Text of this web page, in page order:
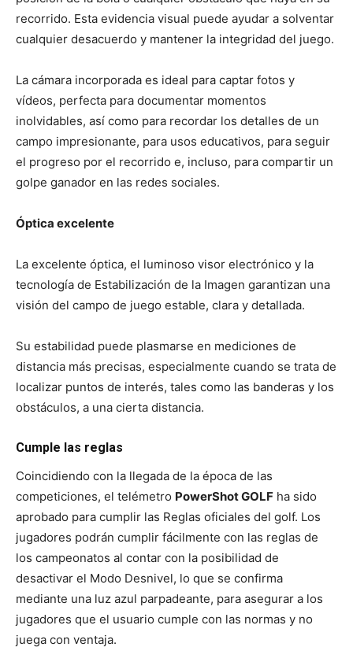
recorrido. Esta evidencia visual puede ayudar a solventar
cualquier desacuerdo y mantener la integridad del juego.
La cámara incorporada es ideal para captar fotos y
vídeos, perfecta para documentar momentos
inolvidables, así como para recordar los detalles de un
campo impresionante, para usos educativos, para seguir
el progreso por el recorrido e, incluso, para compartir un
golpe ganador en las redes sociales.
Óptica excelente
La excelente óptica, el luminoso visor electrónico y la
tecnología de Estabilización de la Imagen garantizan una
visión del campo de juego estable, clara y detallada.
Su estabilidad puede plasmarse en mediciones de
distancia más precisas, especialmente cuando se trata de
localizar puntos de interés, tales como las banderas y los
obstáculos, a una cierta distancia.
Cumple las reglas
Coincidiendo con la llegada de la época de las
competiciones, el telémetro PowerShot GOLF ha sido
aprobado para cumplir las Reglas oficiales del golf. Los
jugadores podrán cumplir fácilmente con las reglas de
los campeonatos al contar con la posibilidad de
desactivar el Modo Desnivel, lo que se confirma
mediante una luz azul parpadeante, para asegurar a los
jugadores que el usuario cumple con las normas y no
juega con ventaja.